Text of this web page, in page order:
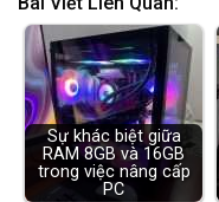
Sự khác biệt giữa
RAM 8GB và 16GB
trong việc nâng cấp
PC